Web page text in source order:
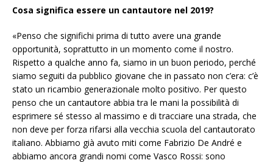
Cosa significa essere un cantautore nel 2019?
«Penso che significhi prima di tutto avere una grande
opportunità, soprattutto in un momento come il nostro.
Rispetto a qualche anno fa, siamo in un buon periodo, perché
siamo seguiti da pubblico giovane che in passato non c’era: c’è
stato un ricambio generazionale molto positivo. Per questo
penso che un cantautore abbia tra le mani la possibilità di
esprimere sé stesso al massimo e di tracciare una strada, che
non deve per forza rifarsi alla vecchia scuola del cantautorato
italiano. Abbiamo già avuto miti come Fabrizio De André e
abbiamo ancora grandi nomi come Vasco Rossi: sono